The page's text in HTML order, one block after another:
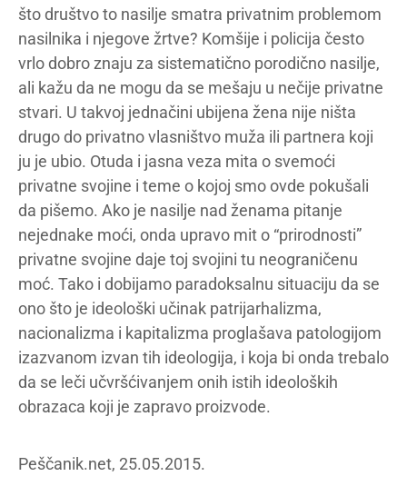
što društvo to nasilje smatra privatnim problemom
nasilnika i njegove žrtve? Komšije i policija često
vrlo dobro znaju za sistematično porodično nasilje,
ali kažu da ne mogu da se mešaju u nečije privatne
stvari. U takvoj jednačini ubijena žena nije ništa
drugo do privatno vlasništvo muža ili partnera koji
ju je ubio. Otuda i jasna veza mita o svemoći
privatne svojine i teme o kojoj smo ovde pokušali
da pišemo. Ako je nasilje nad ženama pitanje
nejednake moći, onda upravo mit o “prirodnosti”
privatne svojine daje toj svojini tu neograničenu
moć. Tako i dobijamo paradoksalnu situaciju da se
ono što je ideološki učinak patrijarhalizma,
nacionalizma i kapitalizma proglašava patologijom
izazvanom izvan tih ideologija, i koja bi onda trebalo
da se leči učvršćivanjem onih istih ideoloških
obrazaca koji je zapravo proizvode.
Peščanik.net, 25.05.2015.